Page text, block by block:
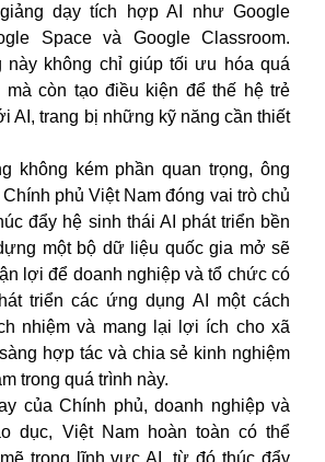
dạy tích hợp AI như Google
Space và Google Classroom.
này không chỉ giúp tối ưu hóa quá
mà còn tạo điều kiện để thế hệ trẻ
AI, trang bị những kỹ năng cần thiết
không kém phần quan trọng, ông
phủ Việt Nam đóng vai trò chủ
đẩy hệ sinh thái AI phát triển bền
một bộ dữ liệu quốc gia mở sẽ
lợi để doanh nghiệp và tổ chức có
triển các ứng dụng AI một cách
nhiệm và mang lại lợi ích cho xã
hợp tác và chia sẻ kinh nghiệm
trong quá trình này.
của Chính phủ, doanh nghiệp và
dục, Việt Nam hoàn toàn có thể
trong lĩnh vực AI, từ đó thúc đẩy